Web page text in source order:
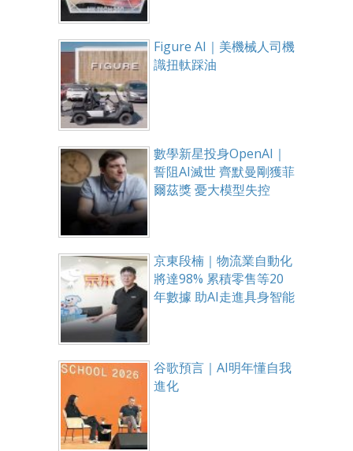
Figure AI｜美機械人司機
識扭軚踩油
數學新星投身OpenAI｜
誓阻AI滅世 齊默曼剛獲菲
爾茲獎 憂大模型失控
京東段楠｜物流業自動化
將達98% 累積零售等20
年數據 助AI走進具身智能
谷歌預言｜AI明年懂自我
進化